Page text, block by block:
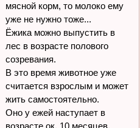
мясной корм, то молоко ему
уже не нужно тоже...
Ёжика можно выпустить в
лес в возрасте полового
созревания.
В это время животное уже
считается взрослым и может
жить самостоятельно.
Оно у ежей наступает в
возрасте ок. 10 месяцев.